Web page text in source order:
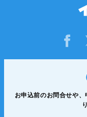
お申込前のお問合せや